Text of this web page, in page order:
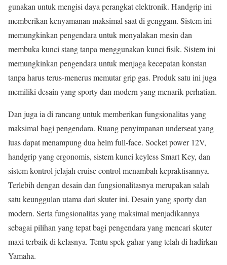
gunakan untuk mengisi daya perangkat elektronik. Handgrip ini
memberikan kenyamanan maksimal saat di genggam. Sistem ini
memungkinkan pengendara untuk menyalakan mesin dan
membuka kunci stang tanpa menggunakan kunci fisik. Sistem ini
memungkinkan pengendara untuk menjaga kecepatan konstan
tanpa harus terus-menerus memutar grip gas. Produk satu ini juga
memiliki desain yang sporty dan modern yang menarik perhatian.
Dan juga ia di rancang untuk memberikan fungsionalitas yang
maksimal bagi pengendara. Ruang penyimpanan underseat yang
luas dapat menampung dua helm full-face. Socket power 12V,
handgrip yang ergonomis, sistem kunci keyless Smart Key, dan
sistem kontrol jelajah cruise control menambah kepraktisannya.
Terlebih dengan desain dan fungsionalitasnya merupakan salah
satu keunggulan utama dari skuter ini. Desain yang sporty dan
modern. Serta fungsionalitas yang maksimal menjadikannya
sebagai pilihan yang tepat bagi pengendara yang mencari skuter
maxi terbaik di kelasnya. Tentu spek gahar yang telah di hadirkan
Yamaha.